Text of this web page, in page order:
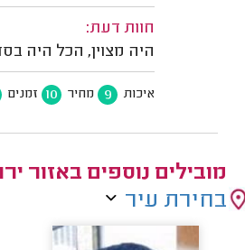
חוות דעת:
היה מצוין, הכל היה
איכות 9 מחיר 10 זמנים
מובילים נוספים באזור
בחירת עיר